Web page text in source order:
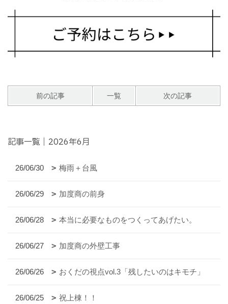
前の記事 一覧 次の記事
記事一覧｜2026年6月
26/06/30 梅雨＋台風
26/06/29 加度商の前身
26/06/28 本当に必要なものをつくってあげたい。
26/06/27 加度商の外壁工事
26/06/26 おくだの視点vol.3「残したいのはキモチ」
26/06/25 祝上棟！！